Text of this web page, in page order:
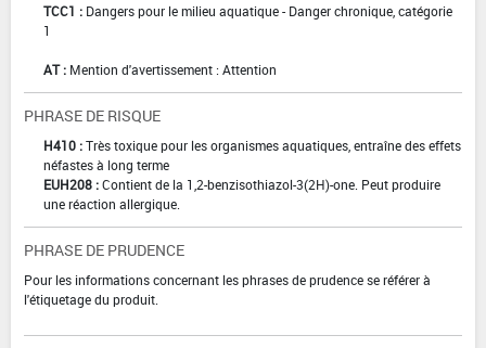
TCC1 : Dangers pour le milieu aquatique - Danger chronique, catégorie
1
AT : Mention d'avertissement : Attention
PHRASE DE RISQUE
H410 :Très toxique pour les organismes aquatiques, entraîne des effets
néfastes à long terme
EUH208 :Contient de la 1,2-benzisothiazol-3(2H)-one. Peut produire
une réaction allergique.
PHRASE DE PRUDENCE
Pour les informations concernant les phrases de prudence se référer à
l'étiquetage du produit.